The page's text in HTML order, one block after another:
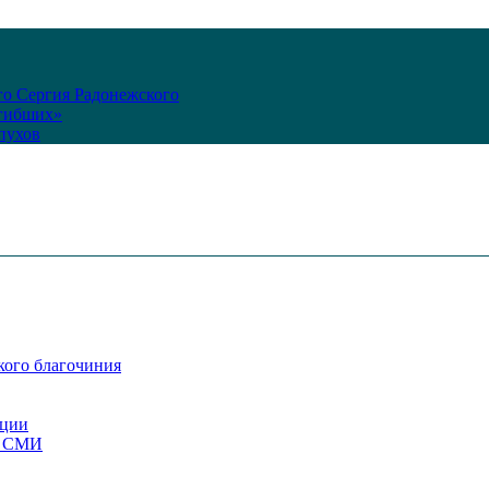
Сергия Радонежского
благочиния
СМИ